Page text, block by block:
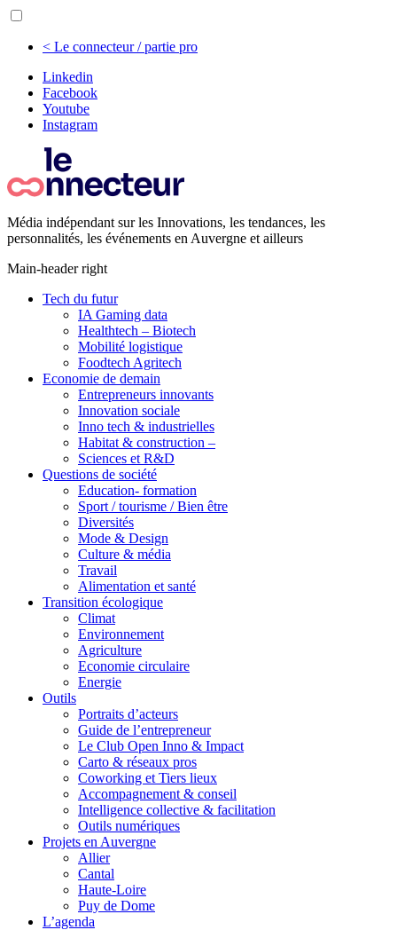
< Le connecteur / partie pro
Linkedin
Facebook
Youtube
Instagram
Média indépendant sur les Innovations, les tendances, les
personnalités, les événements en Auvergne et ailleurs
Main-header right
Tech du futur
IA Gaming data
Healthtech – Biotech
Mobilité logistique
Foodtech Agritech
Economie de demain
Entrepreneurs innovants
Innovation sociale
Inno tech & industrielles
Habitat & construction –
Sciences et R&D
Questions de société
Education- formation
Sport / tourisme / Bien être
Diversités
Mode & Design
Culture & média
Travail
Alimentation et santé
Transition écologique
Climat
Environnement
Agriculture
Economie circulaire
Energie
Outils
Portraits d’acteurs
Guide de l’entrepreneur
Le Club Open Inno & Impact
Carto & réseaux pros
Coworking et Tiers lieux
Accompagnement & conseil
Intelligence collective & facilitation
Outils numériques
Projets en Auvergne
Allier
Cantal
Haute-Loire
Puy de Dome
L’agenda